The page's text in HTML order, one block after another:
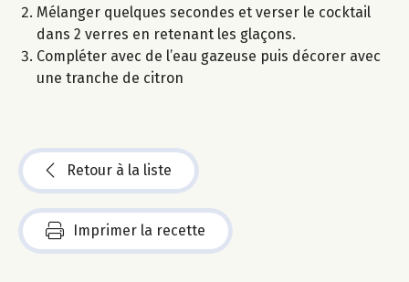
Mélanger quelques secondes et verser le cocktail
dans 2 verres en retenant les glaçons.
Compléter avec de l’eau gazeuse puis décorer avec
une tranche de citron
Retour à la liste
Imprimer la recette